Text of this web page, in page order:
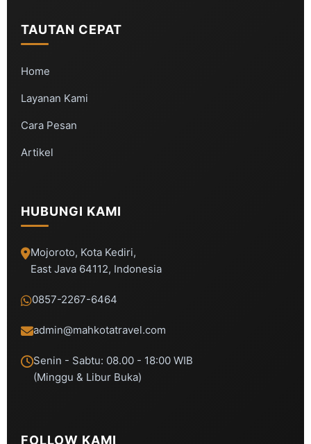
TAUTAN CEPAT
Home
Layanan Kami
Cara Pesan
Artikel
HUBUNGI KAMI
Mojoroto, Kota Kediri,
East Java 64112, Indonesia
0857-2267-6464
admin@mahkotatravel.com
Senin - Sabtu: 08.00 - 18:00 WIB
(Minggu & Libur Buka)
FOLLOW KAMI